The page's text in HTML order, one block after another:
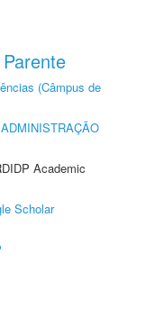
(Câmpus de
Academic
Scholar